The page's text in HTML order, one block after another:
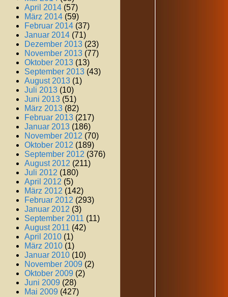
April 2014 (57)
März 2014 (59)
Februar 2014 (37)
Januar 2014 (71)
Dezember 2013 (23)
November 2013 (77)
Oktober 2013 (13)
September 2013 (43)
August 2013 (1)
Juli 2013 (10)
Juni 2013 (51)
März 2013 (82)
Februar 2013 (217)
Januar 2013 (186)
November 2012 (70)
Oktober 2012 (189)
September 2012 (376)
August 2012 (211)
Juli 2012 (180)
April 2012 (5)
März 2012 (142)
Februar 2012 (293)
Januar 2012 (3)
September 2011 (11)
August 2011 (42)
April 2010 (1)
März 2010 (1)
Januar 2010 (10)
November 2009 (2)
Oktober 2009 (2)
Juni 2009 (28)
Mai 2009 (427)